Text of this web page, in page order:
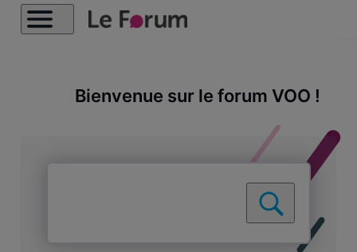
Bienvenue sur le forum VOO !